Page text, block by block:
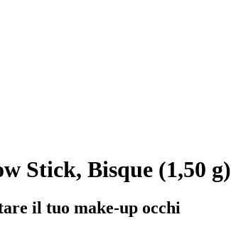
Stick, Bisque (1,50 g)
il tuo make-up occhi